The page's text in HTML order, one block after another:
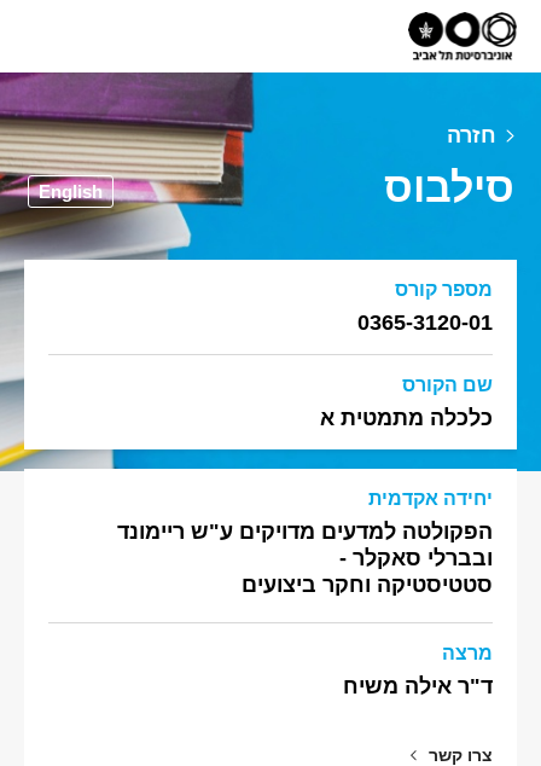
חזרה
סילבוס English
מספר קורס
0365-3120-01
שם הקורס
כלכלה מתמטית א
יחידה אקדמית
הפקולטה למדעים מדויקים ע"ש ריימונד
ובברלי סאקלר -
סטטיסטיקה וחקר ביצועים
מרצה
ד"ר אילה משיח
צרו קשר